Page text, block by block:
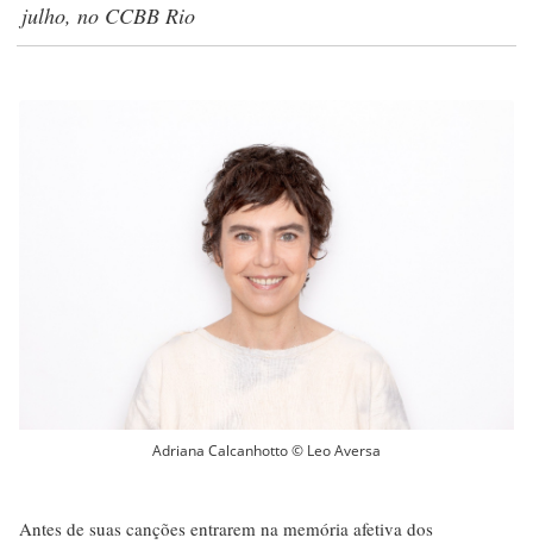
julho, no CCBB Rio
Adriana Calcanhotto © Leo Aversa
Antes de suas canções entrarem na memória afetiva dos